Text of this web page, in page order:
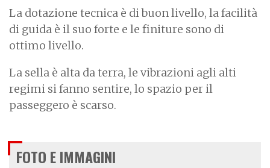
La dotazione tecnica è di buon livello, la facilità
di guida è il suo forte e le finiture sono di
ottimo livello.
La sella è alta da terra, le vibrazioni agli alti
regimi si fanno sentire, lo spazio per il
passeggero è scarso.
FOTO E IMMAGINI